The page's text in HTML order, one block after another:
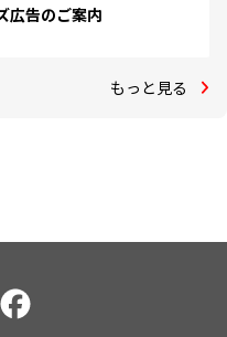
広告のご案内
もっと見る